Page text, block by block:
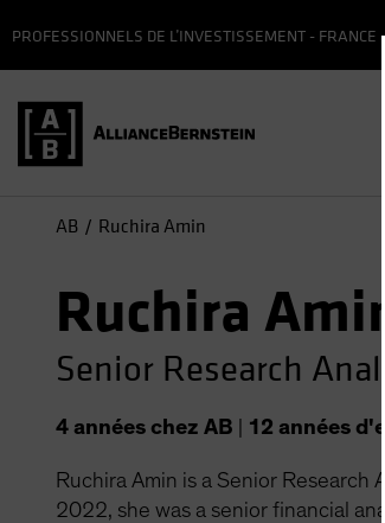
PROFESSIONNELS DE L’INVESTISSEMENT - FRANCE
AB Ruchira Amin
Ruchira
Senior Research
4 années chez AB 12 années
Ruchira Amin is a Senior
2022, she was a senior financial